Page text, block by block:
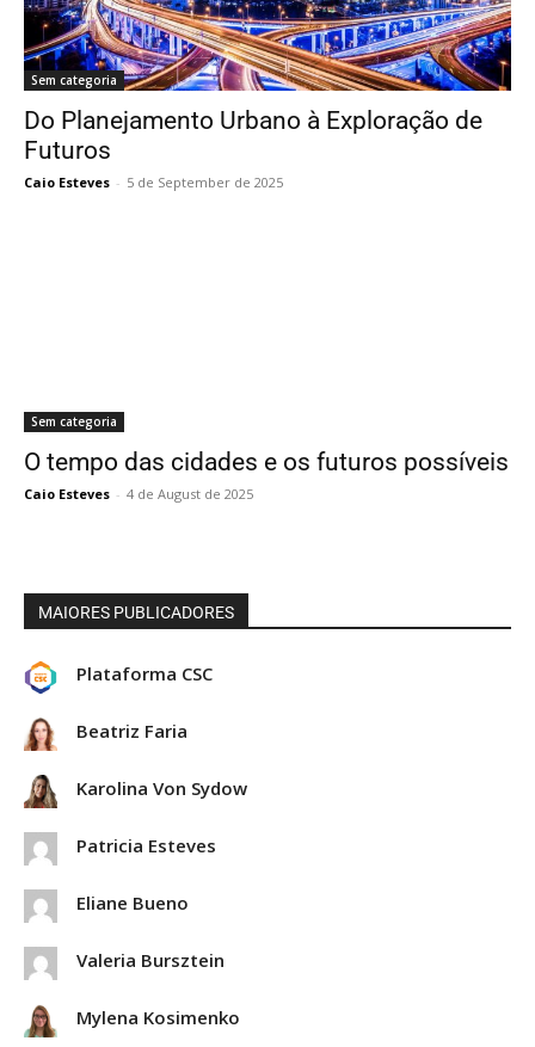
Sem categoria
Do Planejamento Urbano à Exploração de
Futuros
Caio Esteves - 5 de September de 2025
Sem categoria
O tempo das cidades e os futuros possíveis
Caio Esteves - 4 de August de 2025
MAIORES PUBLICADORES
Plataforma CSC
Beatriz Faria
Karolina Von Sydow
Patricia Esteves
Eliane Bueno
Valeria Bursztein
Mylena Kosimenko